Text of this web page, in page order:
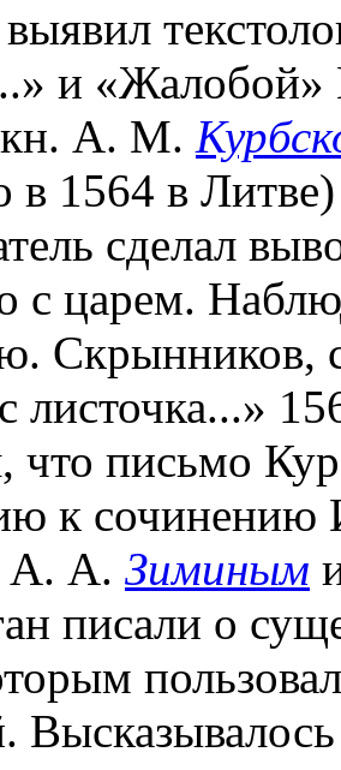
и
А. М.
в 1564 в
сделал
с царем.
Скрынников,
листочка...»
что письмо
к сочинению
А. А. Зиминым
писали о